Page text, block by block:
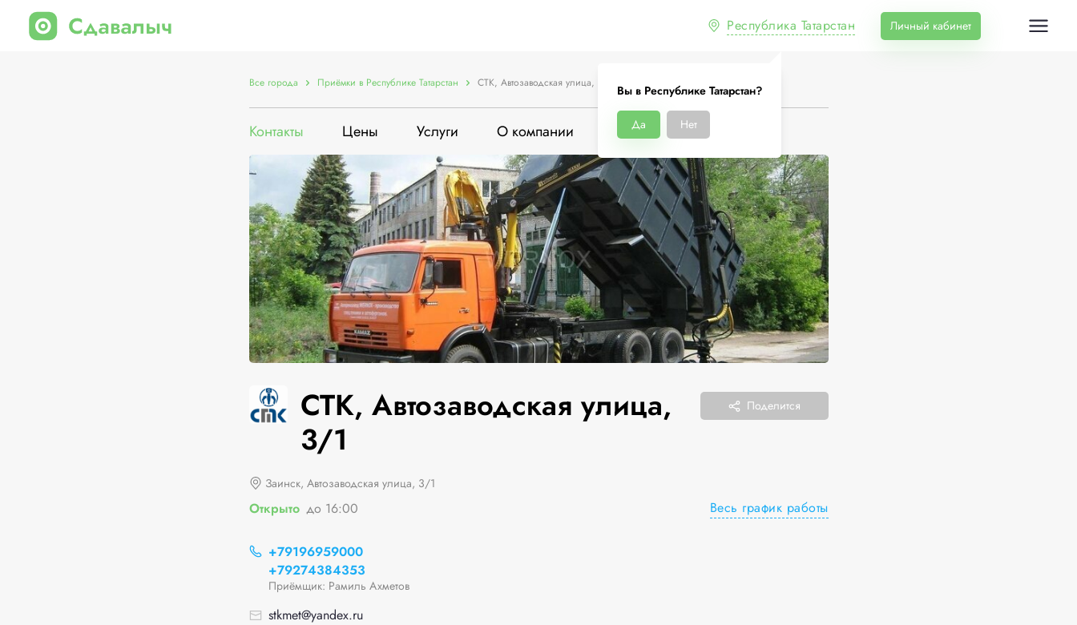
Республика Татарстан
Вы в Республике Татарстан?
Да Нет
Личный кабинет
Все города Приёмки в Республике Татарстан СТК, Автозаводская улица, 3/1
Контакты Цены Услуги О компании
СТК, Автозаводская улица,
3/1
Поделится
Заинск, Автозаводская улица, 3/1
Открыто до 16:00 Весь график работы
+79196959000
+79274384353
Приёмщик: Рамиль Ахметов
stkmet@yandex.ru